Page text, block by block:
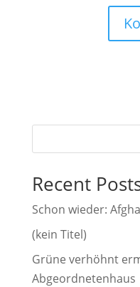
r
t
i
e
:
Recent
Schon wieder:
(kein Titel)
Grüne verhöhnt
Abgeordnetenhaus